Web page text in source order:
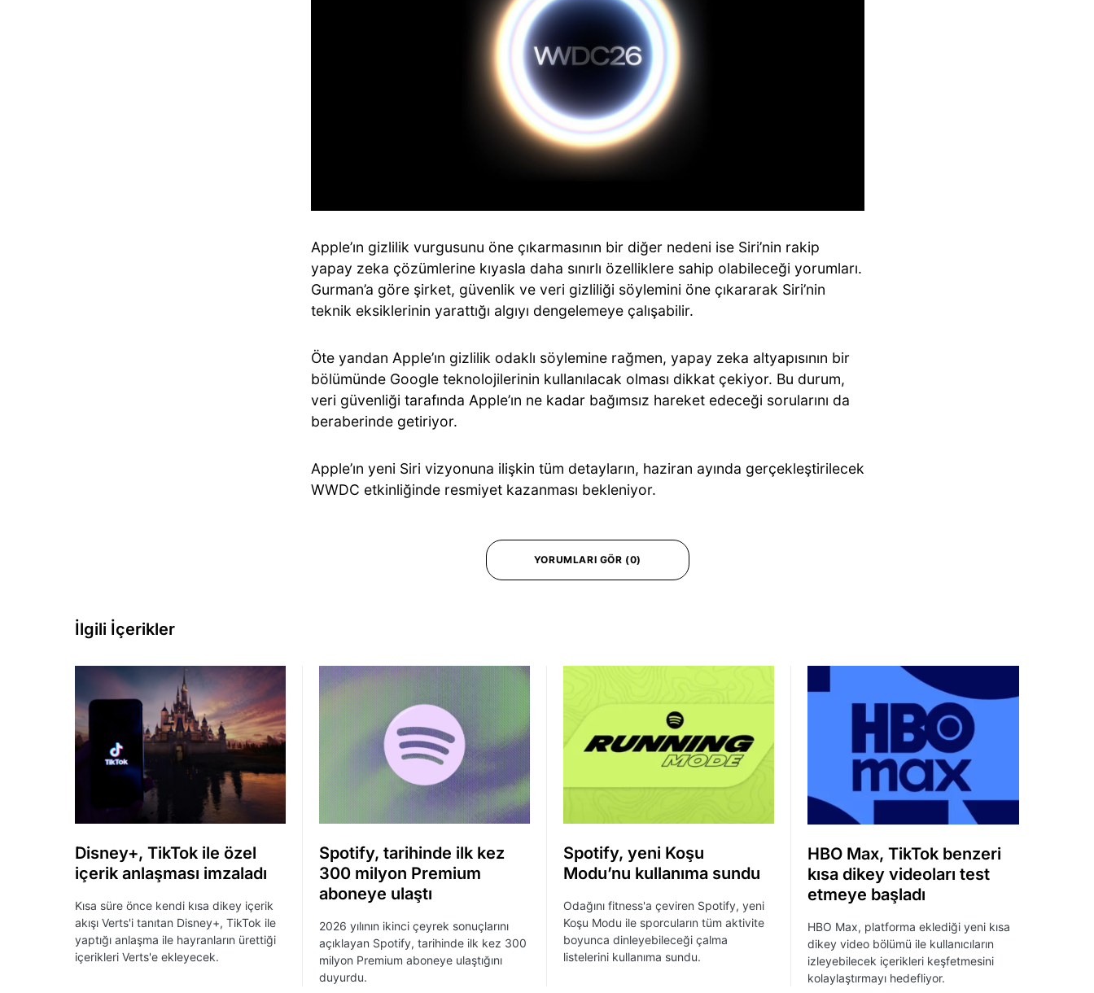
Apple’ın gizlilik vurgusunu öne çıkarmasının bir diğer nedeni ise Siri’nin rakip
yapay zeka çözümlerine kıyasla daha sınırlı özelliklere sahip olabileceği yorumları.
Gurman’a göre şirket, güvenlik ve veri gizliliği söylemini öne çıkararak Siri’nin
teknik eksiklerinin yarattığı algıyı dengelemeye çalışabilir.
Öte yandan Apple’ın gizlilik odaklı söylemine rağmen, yapay zeka altyapısının bir
bölümünde Google teknolojilerinin kullanılacak olması dikkat çekiyor. Bu durum,
veri güvenliği tarafında Apple’ın ne kadar bağımsız hareket edeceği sorularını da
beraberinde getiriyor.
Apple’ın yeni Siri vizyonuna ilişkin tüm detayların, haziran ayında gerçekleştirilecek
WWDC etkinliğinde resmiyet kazanması bekleniyor.
YORUMLARI GÖR (0)
İlgili İçerikler
Disney+, TikTok ile özel
içerik anlaşması imzaladı
Kısa süre önce kendi kısa dikey içerik
akışı Verts'i tanıtan Disney+, TikTok ile
yaptığı anlaşma ile hayranların ürettiği
içerikleri Verts'e ekleyecek.
Spotify, tarihinde ilk kez
300 milyon Premium
aboneye ulaştı
2026 yılının ikinci çeyrek sonuçlarını
açıklayan Spotify, tarihinde ilk kez 300
milyon Premium aboneye ulaştığını
duyurdu.
Spotify, yeni Koşu
Modu’nu kullanıma sundu
Odağını fitness'a çeviren Spotify, yeni
Koşu Modu ile sporcuların tüm aktivite
boyunca dinleyebileceği çalma
listelerini kullanıma sundu.
HBO Max, TikTok benzeri
kısa dikey videoları test
etmeye başladı
HBO Max, platforma eklediği yeni kısa
dikey video bölümü ile kullanıcıların
izleyebilecek içerikleri keşfetmesini
kolaylaştırmayı hedefliyor.